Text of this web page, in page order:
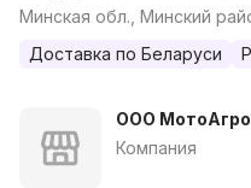
Минская обл., Минский
Доставка по Беларуси
ООО
Компания